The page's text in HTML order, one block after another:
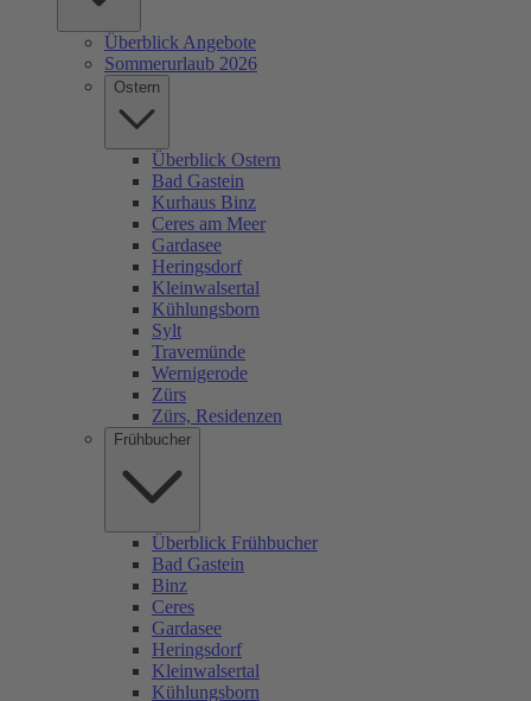
Überblick Angebote
Sommerurlaub 2026
Ostern
Überblick Ostern
Bad Gastein
Kurhaus Binz
Ceres am Meer
Gardasee
Heringsdorf
Kleinwalsertal
Kühlungsborn
Sylt
Travemünde
Wernigerode
Zürs
Zürs, Residenzen
Frühbucher
Überblick Frühbucher
Bad Gastein
Binz
Ceres
Gardasee
Heringsdorf
Kleinwalsertal
Kühlungsborn